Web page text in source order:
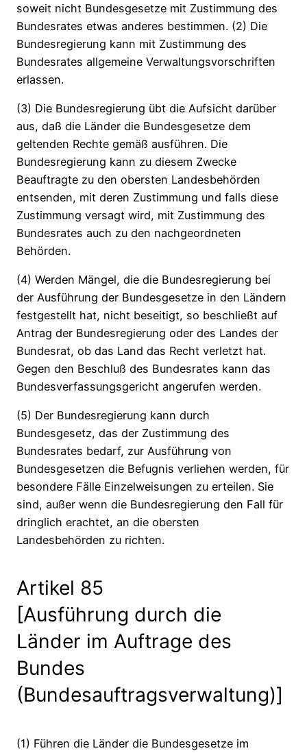
soweit nicht Bundesgesetze mit Zustimmung des
Bundesrates etwas anderes bestimmen. (2) Die
Bundesregierung kann mit Zustimmung des
Bundesrates allgemeine Verwaltungsvorschriften
erlassen.
(3) Die Bundesregierung übt die Aufsicht darüber
aus, daß die Länder die Bundesgesetze dem
geltenden Rechte gemäß ausführen. Die
Bundesregierung kann zu diesem Zwecke
Beauftragte zu den obersten Landesbehörden
entsenden, mit deren Zustimmung und falls diese
Zustimmung versagt wird, mit Zustimmung des
Bundesrates auch zu den nachgeordneten
Behörden.
(4) Werden Mängel, die die Bundesregierung bei
der Ausführung der Bundesgesetze in den Ländern
festgestellt hat, nicht beseitigt, so beschließt auf
Antrag der Bundesregierung oder des Landes der
Bundesrat, ob das Land das Recht verletzt hat.
Gegen den Beschluß des Bundesrates kann das
Bundesverfassungsgericht angerufen werden.
(5) Der Bundesregierung kann durch
Bundesgesetz, das der Zustimmung des
Bundesrates bedarf, zur Ausführung von
Bundesgesetzen die Befugnis verliehen werden, für
besondere Fälle Einzelweisungen zu erteilen. Sie
sind, außer wenn die Bundesregierung den Fall für
dringlich erachtet, an die obersten
Landesbehörden zu richten.
Artikel 85
[Ausführung durch die
Länder im Auftrage des
Bundes
(Bundesauftragsverwaltung)]
(1) Führen die Länder die Bundesgesetze im